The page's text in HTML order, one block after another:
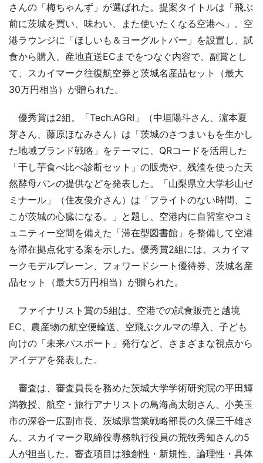
さんの「梅ちゃんず」が選ばれた。提案タイトルは「飛ぶ
前に茨城を買い、味わい、また使いたくなる空港へ」。空
港ラウンジに「ほしいも＆ヨーグルトバー」を設置し、試
食から購入、産地直送ECまでをつなぐ内容で、副賞とし
て、スカイマーク往復航空券と茨城名産品セット（最大
30万円相当）が贈られた。
優秀賞は2組。「Tech.AGRI」（中垣陽斗さん、濵本夏
芽さん、藤原ほなみさん）は「茨城のさつまいもを生かし
た地域ブランド戦略」をテーマに、QRコードを活用した
「干し芋食べ比べ診断セット」の販売や、残渣を使った天
然酵母パンの提供などを発表した。「山梨県立大学杉山ゼ
ミナール」（住友俊介さん）は「フライトのない時間、こ
こが茨城の心臓になる。」と題し、空港内に自習室やコミ
ュニティー空間を備えた「滞在型図書館」を整備して空港
を滞在拠点化する案を示した。優秀賞2組には、スカイマ
ークモデルプレーン、フォワードシート優待券、茨城名産
品セット（最大5万円相当）が贈られた。
ファイナリスト賞の5組は、空港での試食販売と越境
EC、農産物の航空便輸送、空飛ぶクルマの導入、子ども
向けの「未来パスポート」発行など、さまざまな視点から
アイデアを発表した。
審査は、審査員長を務めた茨城大学学術研究院の平田輝
満教授、航空・旅行アナリストの鳥海高太朗さん、小美玉
市の深谷一広副市長、茨城県営業戦略部長の久保三千雄さ
ん、スカイマーク取締役専務執行役員の荒牧秀知さんの5
人が担当した。審査項目は独創性・新規性、論理性・具体